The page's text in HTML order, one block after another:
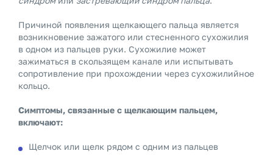
Причиной появления щелкающего пальца является
возникновение зажатого или стесненного сухожилия
в одном из пальцев руки. Сухожилие может
зажиматься в скользящем канале или испытывать
сопротивление при прохождении через сухожилийное
кольцо.
Симптомы, связанные с щелкающим пальцем,
включают:
Щелчок или щелк рядом с одним из пальцев